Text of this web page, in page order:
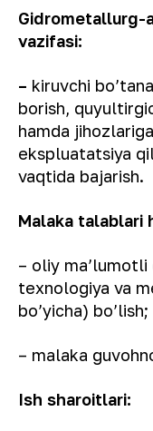
Gidrometallurg-
vazifasi:
– kiruvchi
borish,
hamda
ekspluatatsiya
vaqtida bajarish.
Malaka talablari
– oliy
texnologiya va
bo’yicha) bo’lish;
– malaka
Ish sharoitlari: